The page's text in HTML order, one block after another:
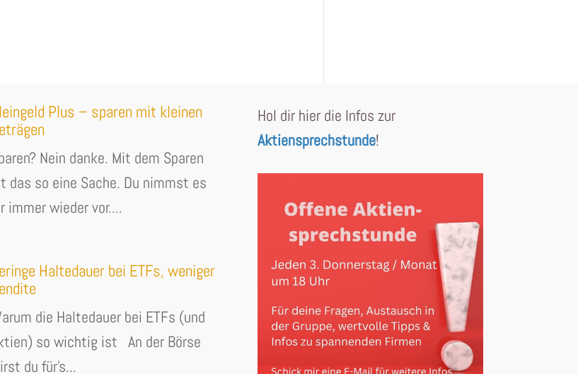
Plus – sparen mit kleinen
Nein danke. Mit dem Sparen
das so eine Sache. Du nimmst es
immer wieder vor....
Haltedauer bei ETFs, weniger
die Haltedauer bei ETFs (und
so wichtig ist An der Börse
du für's...
Hol dir hier die Infos zur
Aktiensprechstunde!